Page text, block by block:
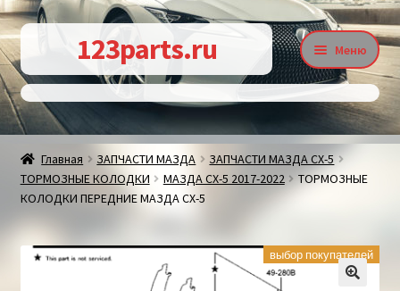
Перейти
к
навигации
Перейти
к
содержимому
123parts.ru Меню
Контакты
Статьи
Главная ЗАПЧАСТИ МАЗДА
ЗАПЧАСТИ МАЗДА СХ-5
ТОРМОЗНЫЕ КОЛОДКИ
МАЗДА СХ-5 2017-2022
ТОРМОЗНЫЕ
КОЛОДКИ ПЕРЕДНИЕ МАЗДА СХ-5
выбор покупателей